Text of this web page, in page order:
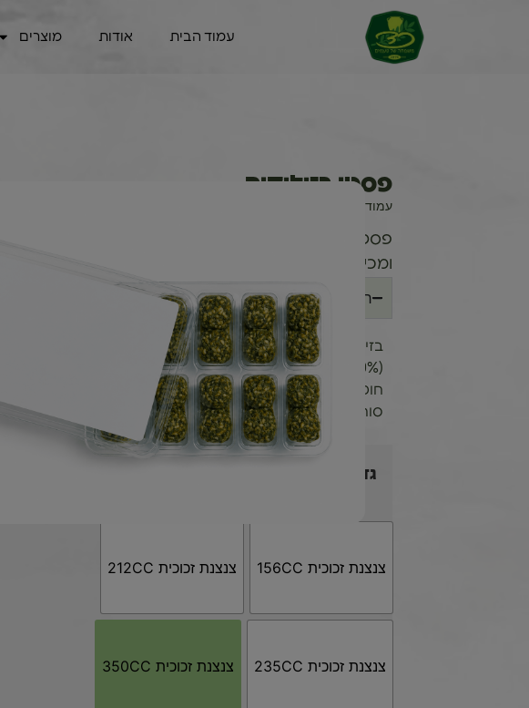
עמוד הבית אודות מוצרים
פסטו בזיליקום
עמוד הבית
פסטו הוא ממרח בסגנון איטלקי הגרסה שלנו היא צמחונית,
ומכילה אגוזי קשיו שנותנים לה טעם אגוזי עמוק
רכיבים
בזיליקום טרי (48%), שמנים מן הצומח (קנולה וזית), אגוזי קשיו
(10%), מלח שולחן, מייצב (סיבי הדרים), שבבי שום יבש, מווסת
חומציות (מלח לימון), פלפל שחור טחון, חומר משמר (פוטסיום
סורבט).
גדלי אריזות
צנצנת זכוכית 156CC צנצנת זכוכית 212CC
צנצנת זכוכית 235CC צנצנת זכוכית 350CC